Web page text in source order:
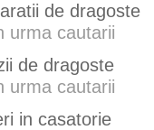
de dragoste
urma cautarii
de dragoste
urma cautarii
in casatorie